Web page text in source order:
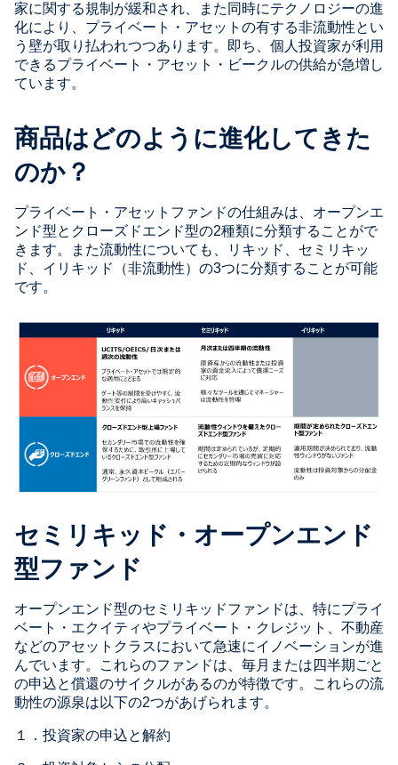
家に関する規制が緩和され、また同時にテクノロジーの進
化により、プライベート・アセットの有する非流動性とい
う壁が取り払われつつあります。即ち、個人投資家が利用
できるプライベート・アセット・ビークルの供給が急増し
ています。
商品はどのように進化してきた
のか？
プライベート・アセットファンドの仕組みは、オープンエ
ンド型とクローズドエンド型の2種類に分類することがで
きます。また流動性についても、リキッド、セミリキッ
ド、イリキッド（非流動性）の3つに分類することが可能
です。
セミリキッド・オープンエンド
型ファンド
オープンエンド型のセミリキッドファンドは、特にプライ
ベート・エクイティやプライベート・クレジット、不動産
などのアセットクラスにおいて急速にイノベーションが進
んでいます。これらのファンドは、毎月または四半期ごと
の申込と償還のサイクルがあるのが特徴です。これらの流
動性の源泉は以下の2つがあげられます。
１．投資家の申込と解約